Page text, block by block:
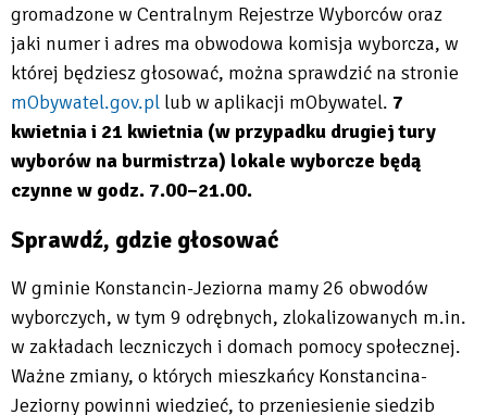
gromadzone w Centralnym Rejestrze Wyborców oraz
jaki numer i adres ma obwodowa komisja wyborcza, w
której będziesz głosować, można sprawdzić na stronie
mObywatel.gov.pl
Will
open
in
tab
lub w aplikacji mObywatel. 7
kwietnia i 21 kwietnia (w przypadku drugiej tury
wyborów na burmistrza) lokale wyborcze będą
czynne w godz. 7.00–21.00.
Sprawdź, gdzie głosować
W gminie Konstancin-Jeziorna mamy 26 obwodów
wyborczych, w tym 9 odrębnych, zlokalizowanych m.in.
w zakładach leczniczych i domach pomocy społecznej.
Ważne zmiany, o których mieszkańcy Konstancina-
Jeziorny powinni wiedzieć, to przeniesienie siedzib